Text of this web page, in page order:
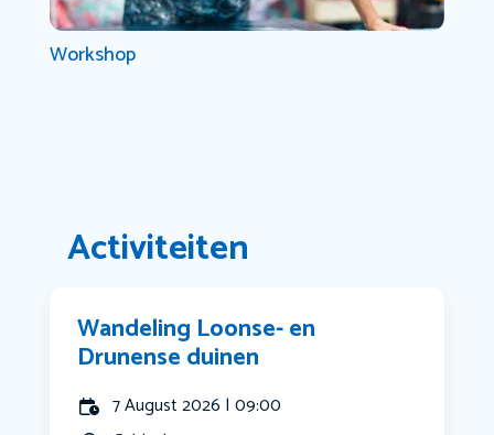
Workshop
Activiteiten
Wandeling Loonse- en
Drunense duinen
7 August 2026 | 09:00